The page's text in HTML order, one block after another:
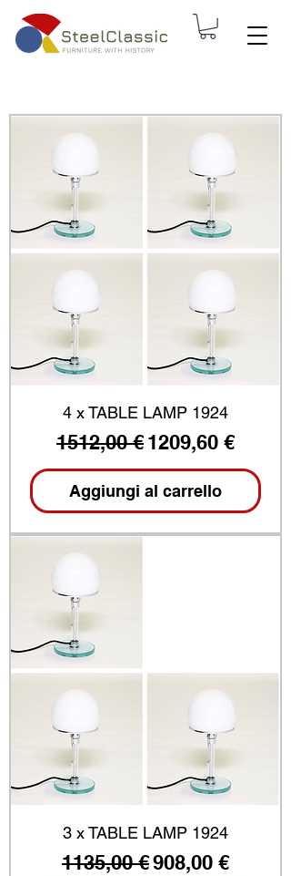
4 x TABLE LAMP 1924
Prezzo regolare
1512,00 €Prezzo scontato
1209,60 €
Aggiungi al carrello
3 x TABLE LAMP 1924
Prezzo regolare
1135,00 €Prezzo scontato
908,00 €